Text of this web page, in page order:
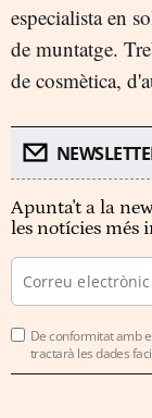
especialista en
de muntatge.
de cosmètica,
Apunta't a la
les notícies més
De conformitat amb el
tractarà les dades